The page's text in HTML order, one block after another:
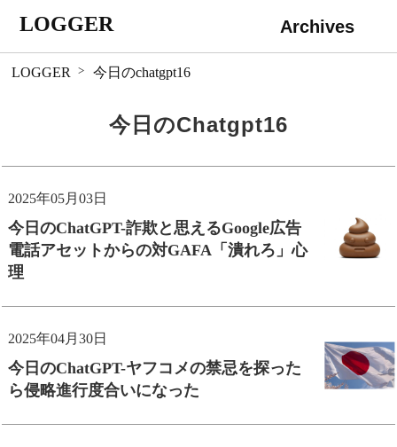
LOGGER Archives
LOGGER 今日のchatgpt16
今日のchatgpt16
2025年05月03日
今日のChatGPT-詐欺と思えるGoogle広告
電話アセットからの対GAFA「潰れろ」心
理
2025年04月30日
今日のChatGPT-ヤフコメの禁忌を探った
ら侵略進行度合いになった